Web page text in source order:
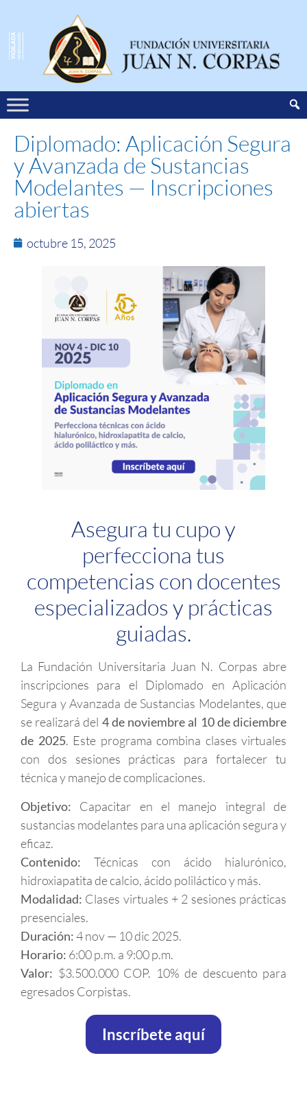
Diplomado: Aplicación Segura
y Avanzada de Sustancias
Modelantes — Inscripciones
abiertas
octubre 15, 2025
Asegura tu cupo y
perfecciona tus
competencias con docentes
especializados y prácticas
guiadas.
La Fundación Universitaria Juan N. Corpas abre
inscripciones para el Diplomado en Aplicación
Segura y Avanzada de Sustancias Modelantes, que
se realizará del 4 de noviembre al 10 de diciembre
de 2025. Este programa combina clases virtuales
con dos sesiones prácticas para fortalecer tu
técnica y manejo de complicaciones.
Objetivo: Capacitar en el manejo integral de
sustancias modelantes para una aplicación segura y
eficaz.
Contenido: Técnicas con ácido hialurónico,
hidroxiapatita de calcio, ácido poliláctico y más.
Modalidad: Clases virtuales + 2 sesiones prácticas
presenciales.
Duración:4 nov — 10 dic 2025.
Horario: 6:00 p.m. a 9:00 p.m.
Valor: $3.500.000 COP. 10% de descuento para
egresados Corpistas.
Inscríbete aquí